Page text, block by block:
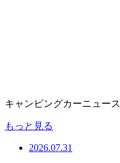
キャンピングカーニュース
もっと見る
2026.07.31